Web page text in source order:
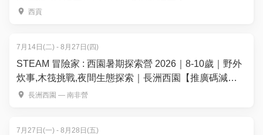
西貢
7月14日(二) - 8月27日(四)
STEAM 冒險家 : 西園暑期探索營 2026｜8-10歲｜野外
炊事,木筏挑戰,夜間生態探索｜長洲西園【推廣碼減
$100】
長洲西園 — 南非營
7月27日(一) - 8月28日(五)